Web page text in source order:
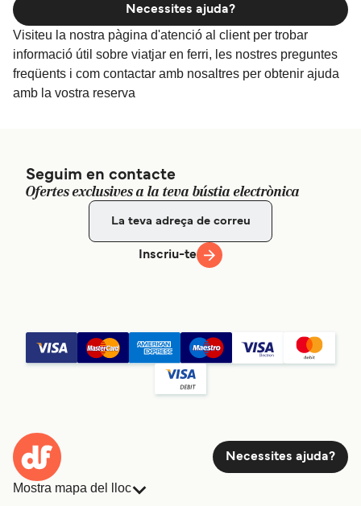
a internet.
Visiteu la nostra pàgina d'atenció al client per trobar
informació útil sobre viatjar en ferri, les nostres preguntes
freqüents i com contactar amb nosaltres per obtenir ajuda
amb la vostra reserva
Necessites ajuda?
Seguim en contacte
Ofertes exclusives a la teva bústia electrònica
Inscriu-te
Necessites ajuda?
Mostra mapa del lloc